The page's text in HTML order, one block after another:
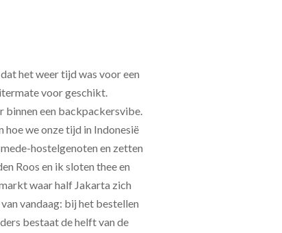
het weer tijd was voor een
voor geschikt.
binnen een backpackersvibe.
we onze tijd in Indonesië
hostelgenoten en zetten
Roos en ik sloten thee en
waar half Jakarta zich
vandaag: bij het bestellen
bestaat de helft van de